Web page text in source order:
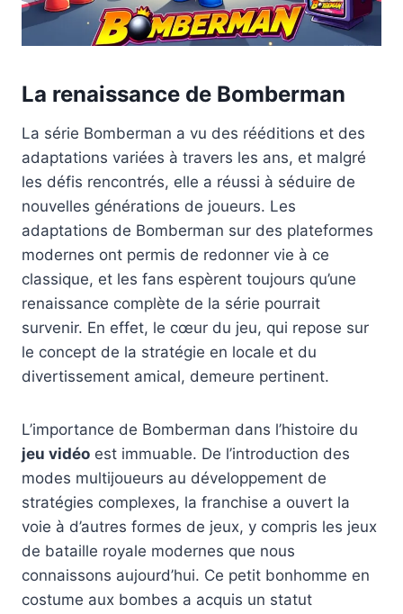
La renaissance de Bomberman
La série Bomberman a vu des rééditions et des
adaptations variées à travers les ans, et malgré
les défis rencontrés, elle a réussi à séduire de
nouvelles générations de joueurs. Les
adaptations de Bomberman sur des plateformes
modernes ont permis de redonner vie à ce
classique, et les fans espèrent toujours qu’une
renaissance complète de la série pourrait
survenir. En effet, le cœur du jeu, qui repose sur
le concept de la stratégie en locale et du
divertissement amical, demeure pertinent.
L’importance de Bomberman dans l’histoire du
jeu vidéo est immuable. De l’introduction des
modes multijoueurs au développement de
stratégies complexes, la franchise a ouvert la
voie à d’autres formes de jeux, y compris les jeux
de bataille royale modernes que nous
connaissons aujourd’hui. Ce petit bonhomme en
costume aux bombes a acquis un statut